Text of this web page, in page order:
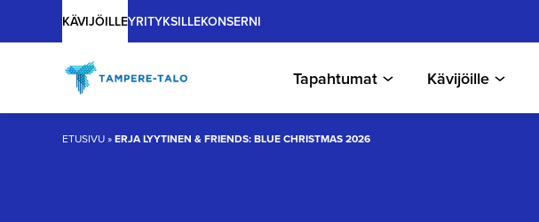
Main
KÄVIJÖILLE
Tapahtumat Kävijöille
YRITYKSILLEKONSERNI
ETUSIVU»ERJA LYYTINEN & FRIENDS: BLUE CHRISTMAS 2026